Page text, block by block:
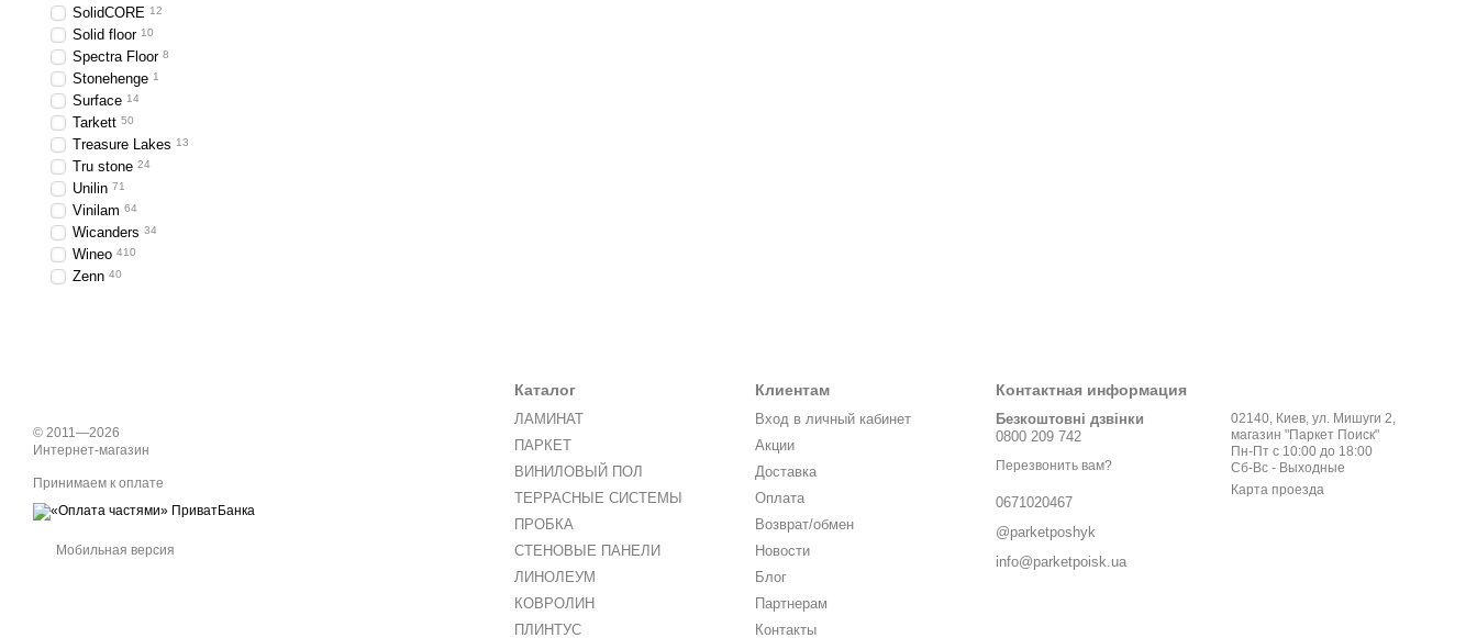
SolidCORE 12
Solid floor 10
Spectra Floor 8
Stonehenge 1
Surface 14
Tarkett 50
Treasure Lakes 13
Tru stone 24
Unilin 71
Vinilam 64
Wicanders 34
Wineo 410
Zenn 40
© 2011—2026
Интернет-магазин
Принимаем к оплате
Мобильная версия
Каталог
ЛАМИНАТ
ПАРКЕТ
ВИНИЛОВЫЙ ПОЛ
ТЕРРАСНЫЕ СИСТЕМЫ
ПРОБКА
СТЕНОВЫЕ ПАНЕЛИ
ЛИНОЛЕУМ
КОВРОЛИН
ПЛИНТУС
Клиентам
Вход в личный кабинет
Акции
Доставка
Оплата
Возврат/обмен
Новости
Блог
Партнерам
Контакты
Контактная информация
Безкоштовні дзвінки
0800 209 742
Перезвонить вам?
0671020467
@parketposhyk
info@parketpoisk.ua
02140, Киев, ул. Мишуги 2,
магазин "Паркет Поиск"
Пн-Пт с 10:00 до 18:00
Сб-Вс - Выходные
Карта проезда